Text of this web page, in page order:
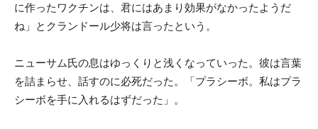
に作ったワクチンは、君にはあまり効果がなかったようだ
ね」とクランドール少将は言ったという。
ニューサム氏の息はゆっくりと浅くなっていった。彼は言葉
を詰まらせ、話すのに必死だった。「プラシーボ。私はプラ
シーボを手に入れるはずだった」。